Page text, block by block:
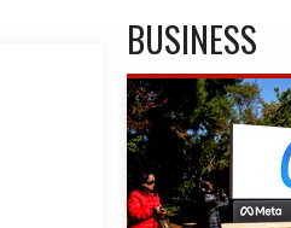
BUSINESS